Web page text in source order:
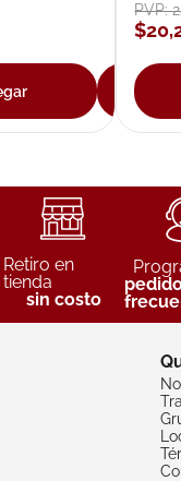
PVP:
$20,
Retiro en
tienda
sin costo